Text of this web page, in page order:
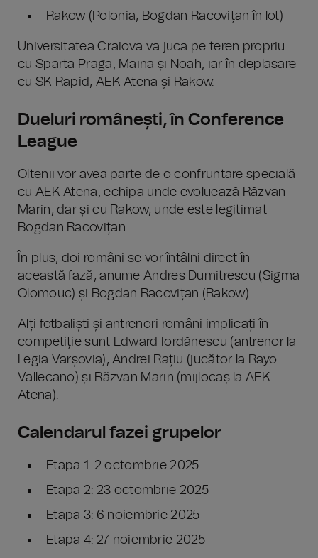
Rakow (Polonia, Bogdan Racovițan în lot)
Universitatea Craiova va juca pe teren propriu
cu Sparta Praga, Maina și Noah, iar în deplasare
cu SK Rapid, AEK Atena și Rakow.
Dueluri românești, în Conference
League
Oltenii vor avea parte de o confruntare specială
cu AEK Atena, echipa unde evoluează Răzvan
Marin, dar și cu Rakow, unde este legitimat
Bogdan Racovițan.
În plus, doi români se vor întâlni direct în
această fază, anume Andres Dumitrescu (Sigma
Olomouc) și Bogdan Racovițan (Rakow).
Alți fotbaliști și antrenori români implicați în
competiție sunt Edward Iordănescu (antrenor la
Legia Varșovia), Andrei Rațiu (jucător la Rayo
Vallecano) și Răzvan Marin (mijlocaș la AEK
Atena).
Calendarul fazei grupelor
Etapa 1: 2 octombrie 2025
Etapa 2: 23 octombrie 2025
Etapa 3: 6 noiembrie 2025
Etapa 4: 27 noiembrie 2025